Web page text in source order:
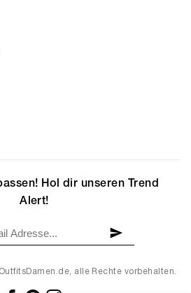
alle Rechte vorbehalten.
Hol dir unseren Trend
Alert!